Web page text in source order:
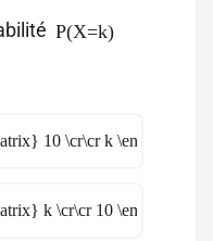
P(X=k)
10 \cr\cr k
k \cr\cr 10